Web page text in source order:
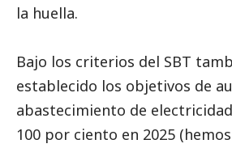
la huella.
Bajo los criterios del SBT
establecido los objetivos de
abastecimiento de
100 por ciento en 2025